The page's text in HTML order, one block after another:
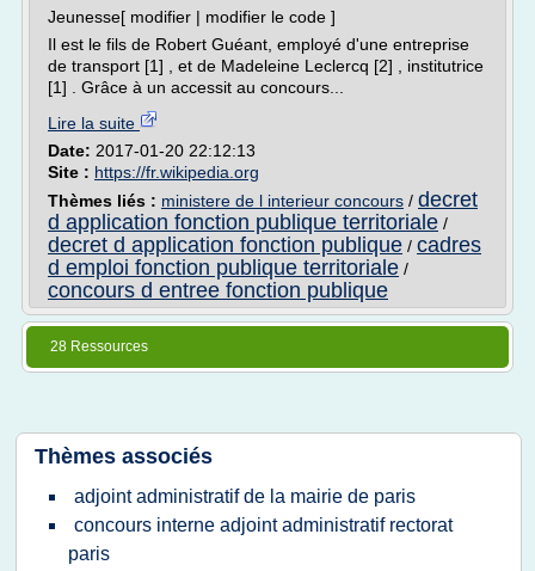
Jeunesse[ modifier | modifier le code ]
Il est le fils de Robert Guéant, employé d'une entreprise
de transport [1] , et de Madeleine Leclercq [2] , institutrice
[1] . Grâce à un accessit au concours...
Lire la suite
Date: 2017-01-20 22:12:13
Site : https://fr.wikipedia.org
Thèmes liés : ministere de l interieur concours / decret
d application fonction publique territoriale /
decret d application fonction publique / cadres
d emploi fonction publique territoriale /
concours d entree fonction publique
28 Ressources
Thèmes associés
adjoint administratif de la mairie de paris
concours interne adjoint administratif rectorat
paris